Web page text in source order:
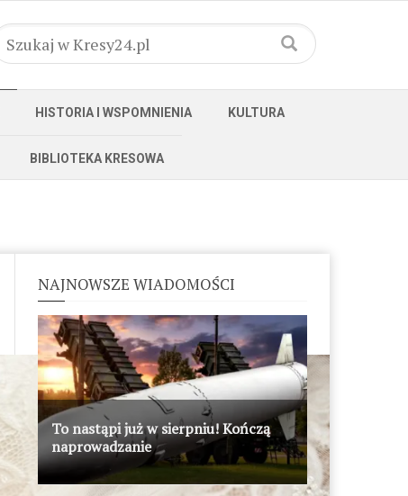
HISTORIA I WSPOMNIENIA KULTURA
BIBLIOTEKA KRESOWA
NAJNOWSZE WIADOMOŚCI
To nastąpi już w sierpniu! Kończą
naprowadzanie